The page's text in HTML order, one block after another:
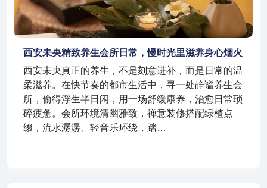
西安未央精致养生会所日常，慢时光里滋养身心烟火
西安未央真正的养生，不是刻意进补，而是日常的温
柔滋养。在快节奏的都市生活中，寻一处静谧养生会
所，偷得浮生半日闲，用一场舒缓康养，治愈日常琐
碎疲惫。会所环境清幽雅致，禅意装修搭配绿植点
缀，流水潺潺、轻音乐环绕，踏…